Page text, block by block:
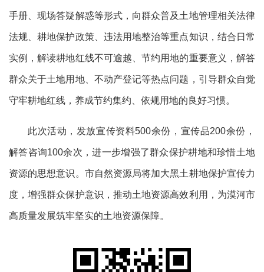
手册、现场答疑解惑等形式，向群众普及土地管理相关法律
法规、耕地保护政策、违法用地整治等重点知识，结合日常
实例，解读耕地红线不可逾越、节约用地的重要意义，解答
群众关于土地用地、不动产登记等热点问题，引导群众自觉
守牢耕地红线，养成节约集约、依规用地的良好习惯。
此次活动，发放宣传资料500余份，宣传品200余份，
解答咨询100余次，进一步增强了群众保护耕地和珍惜土地
资源的思想意识。市自然资源局将加大黑土耕地保护宣传力
度，增强群众保护意识，推动土地资源高效利用，为漠河市
高质量发展筑牢坚实的土地资源保障。